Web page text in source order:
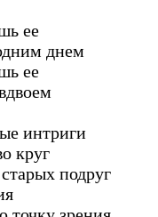
ее
днем
ее
интриги
круг
подруг